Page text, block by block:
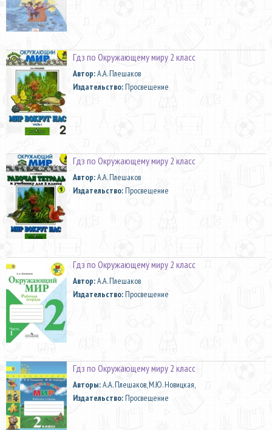
Гдз по Окружающему миру 2 класс
Автор:А.А. Плешаков
Издательство:Просвещение
Гдз по Окружающему миру 2 класс
Автор:А.А. Плешаков
Издательство: Просвещение
Гдз по Окружающему миру 2 класс
Автор:А.А. Плешаков
Издательство:Просвещение
Гдз по Окружающему миру 2 класс
Aвторы:А.А. Плешаков, М.Ю. Новицкая,
Издательство:Просвещение